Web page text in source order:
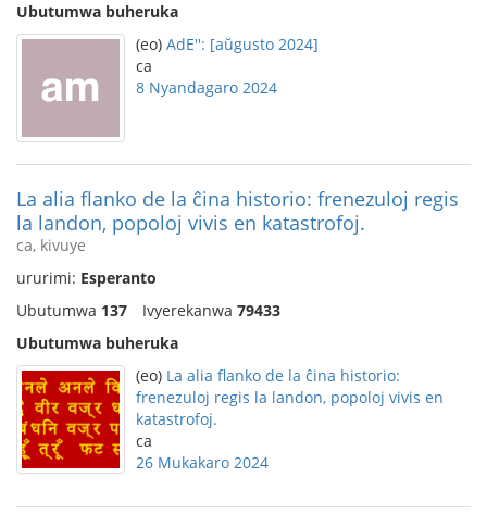
Ubutumwa buheruka
(eo) AdE'': [aŭgusto 2024]
ca
8 Nyandagaro 2024
La alia flanko de la ĉina historio: frenezuloj regis
la landon, popoloj vivis en katastrofoj.
ca, kivuye
ururimi: Esperanto
Ubutumwa 137 Ivyerekanwa 79433
Ubutumwa buheruka
(eo) La alia flanko de la ĉina historio:
frenezuloj regis la landon, popoloj vivis en
katastrofoj.
ca
26 Mukakaro 2024